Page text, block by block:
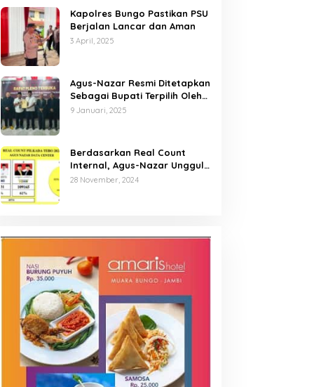
Kapolres Bungo Pastikan PSU
Berjalan Lancar dan Aman
3 April, 2025
Agus-Nazar Resmi Ditetapkan
Sebagai Bupati Terpilih Oleh
KPU Kabupaten Tebo
9 Januari, 2025
Berdasarkan Real Count
Internal, Agus-Nazar Unggul
61 Persen dari Aspan-Tono
28 November, 2024